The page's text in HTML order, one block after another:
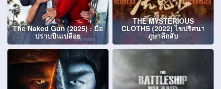
The Naked Gun (2025) : มือ
ปราบปืนเปลือย
THE MYSTERIOUS
CLOTHS (2022) ไขปริศนา
ภูษาลึกลับ